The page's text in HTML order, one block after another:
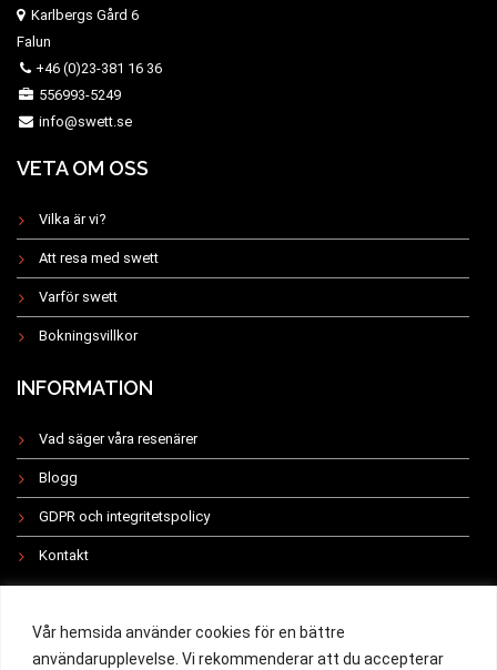
Vår hemsida använder cookies för en bättre
användarupplevelse. Vi rekommenderar att du accepterar
Karlbergs Gård 6
Falun
+46 (0)23-381 16 36
556993-5249
info@swett.se
VETA OM OSS
Vilka är vi?
Att resa med swett
Varför swett
Bokningsvillkor
INFORMATION
Vad säger våra resenärer
Blogg
GDPR och integritetspolicy
Kontakt